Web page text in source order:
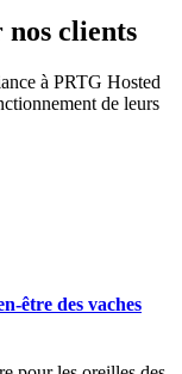
nos clients
à PRTG Hosted
de leurs
être des vaches